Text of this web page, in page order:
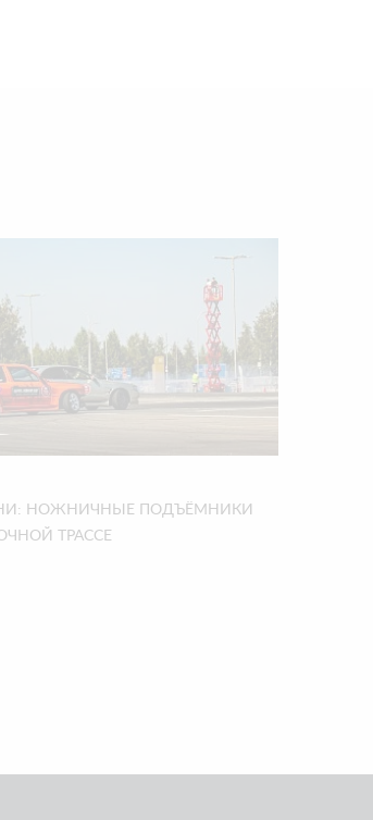
НОЖНИЧНЫЕ ПОДЪЁМНИКИ
ТРАССЕ